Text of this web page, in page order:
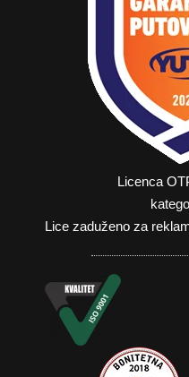
Licenca
Lice zaduženo za